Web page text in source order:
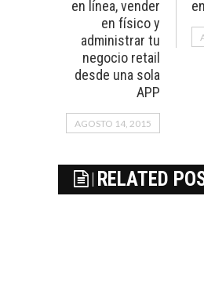
en línea, vender
en físico y
administrar tu
negocio retail
desde una sola
APP
AGOSTO 14, 2015
RELATED